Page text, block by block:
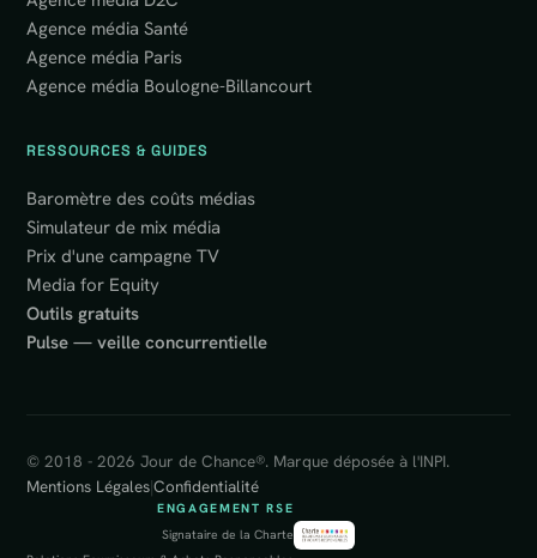
Agence média Santé
Agence média Paris
Agence média Boulogne-Billancourt
RESSOURCES & GUIDES
Baromètre des coûts médias
Simulateur de mix média
Prix d'une campagne TV
Media for Equity
Outils gratuits
Pulse — veille concurrentielle
© 2018 - 2026 Jour de Chance®. Marque déposée à l'INPI.
Mentions Légales|Confidentialité
ENGAGEMENT RSE
Signataire de la Charte